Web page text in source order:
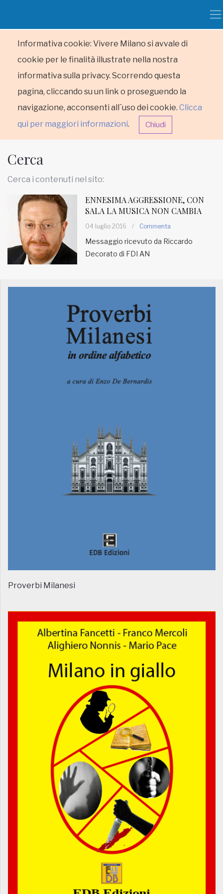
Informativa cookie: Vivere Milano si avvale di
cookie per le finalità illustrate nella nostra
informativa sulla privacy. Scorrendo questa
pagina, cliccando su un link o proseguendo la
navigazione, acconsenti all´uso dei cookie. Clicca
qui per maggiori informazioni. Chiudi
HOME
RUBRICHE
MUNICIPI
www.viveremilano.info
Fondato e diretto da Enzo De
Imbonati, 89 20159 Milano (Italia)
Cerca
Cerca i contenuti nel sito:
ENNESIMA AGGRESSIONE, CON
SALA LA MUSICA NON CAMBIA
04 luglio 2016 / Commenta
Messaggio ricevuto da Riccardo
Decorato di FDI AN
Proverbi Milanesi